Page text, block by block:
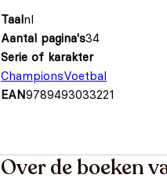
Taalnl
Aantal pagina's34
Serie of karakter
ChampionsVoetbal
EAN9789493033221
Over de boeken